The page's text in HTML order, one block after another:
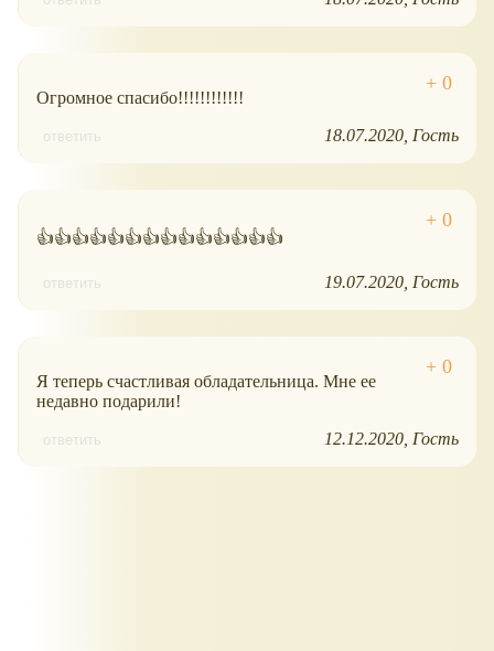
Огромное спасибо!!!!!!!!!!!!
ответить 18.07.2020 Гость
👍👍👍👍👍👍👍👍👍👍👍👍👍👍
ответить 19.07.2020 Гость
Я теперь счастливая обладательница. Мне ее
недавно подарили!
ответить 12.12.2020 Гость